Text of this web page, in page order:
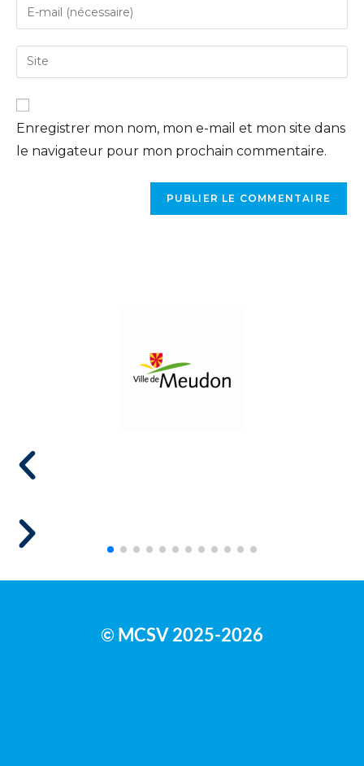
Enregistrer mon nom, mon e-mail et mon site dans
le navigateur pour mon prochain commentaire.
© MCSV 2025-2026